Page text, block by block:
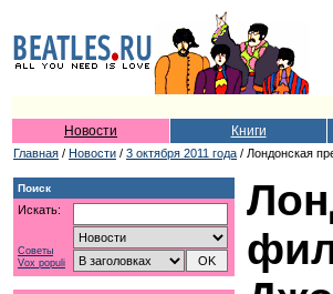
Новости Книги
Главная / Новости / 3 октября 2011 года / Лондонская
Поиск
Искать:
Советы
Vox populi